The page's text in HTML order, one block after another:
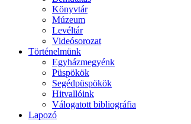
Könyvtár
Múzeum
Levéltár
Videósorozat
Történelmünk
Egyházmegyénk
Püspökök
Segédpüspökök
Hitvallóink
Válogatott bibliográfia
Lapozó